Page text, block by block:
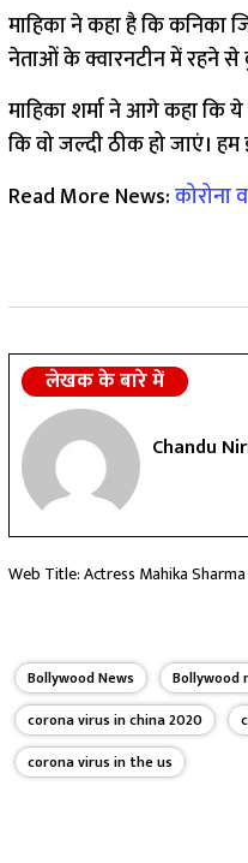
माहिका ने कहा है कि कनिका
नेताओं के क्वारनटीन में रहने से
माहिका शर्मा ने आगे कहा कि
कि वो जल्दी ठीक हो जाएं।
Read More News:
लेखक के बारे में
Chandu
Web Title: Actress Mahika
Bollywood News Bollywood
corona virus in china 2020
corona virus in the us